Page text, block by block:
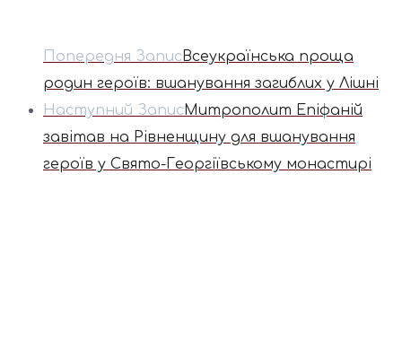
Попередня Запис Всеукраїнська проща
родин героїв: вшанування загиблих у Лішні
Наступний ЗаписМитрополит Епіфаній
завітав на Рівненщину для вшанування
героїв у Свято-Георгіївському монастирі